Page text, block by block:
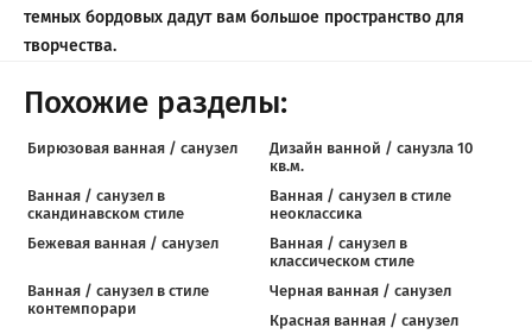
темных бордовых дадут вам большое пространство для
творчества.
Похожие разделы:
Бирюзовая ванная / санузел
Дизайн ванной / санузла 10
кв.м.
Ванная / санузел в
скандинавском стиле
Ванная / санузел в стиле
неоклассика
Бежевая ванная / санузел
Ванная / санузел в
классическом стиле
Ванная / санузел в стиле
контемпорари
Черная ванная / санузел
Красная ванная / санузел